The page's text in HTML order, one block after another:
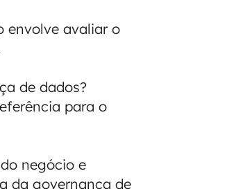
envolve avaliar o
de dados?
para o
negócio e
da governança de